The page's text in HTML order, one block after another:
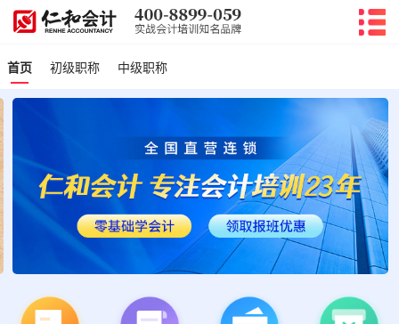
首页 初级职称 中级职称